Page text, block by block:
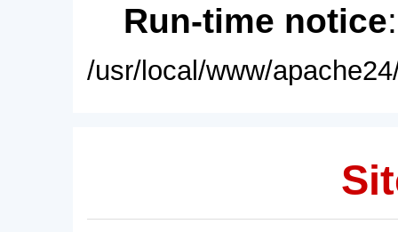
Run-time notice
/usr/local/www/